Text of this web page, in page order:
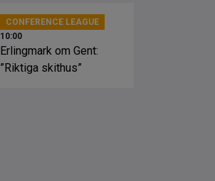
CONFERENCE LEAGUE
10:00
Erlingmark om Gent:
”Riktiga skithus”